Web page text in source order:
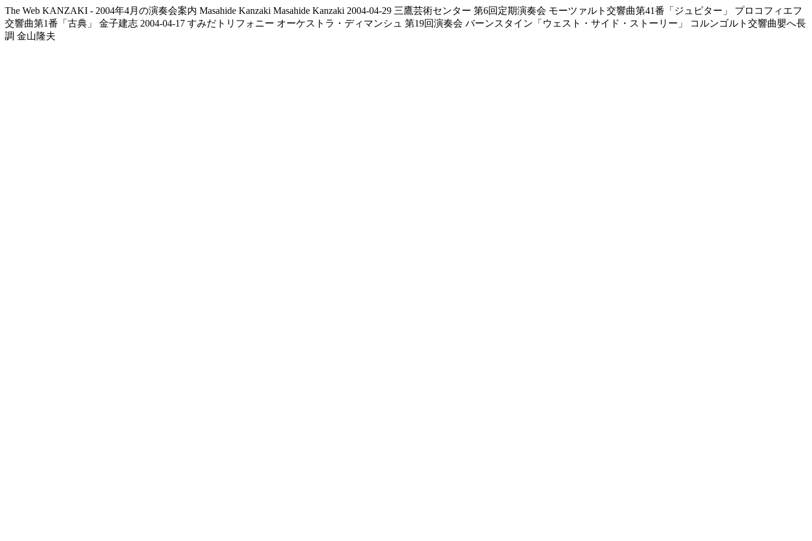
The Web KANZAKI - 2004年4月の演奏会案内 Masahide Kanzaki Masahide Kanzaki 2004-04-29 三鷹芸術センター 第6回定期演奏会 モーツァルト交響曲第41番「ジュピター」
プロコフィエフ
交響曲第1番「古典」
金子建志 2004-04-17 すみだトリフォニー オーケストラ・ディマンシュ 第19回演奏会 バーンスタイン「ウェスト・サイド・ストーリー」
コルンゴルト交響曲嬰へ長
調 金山隆夫